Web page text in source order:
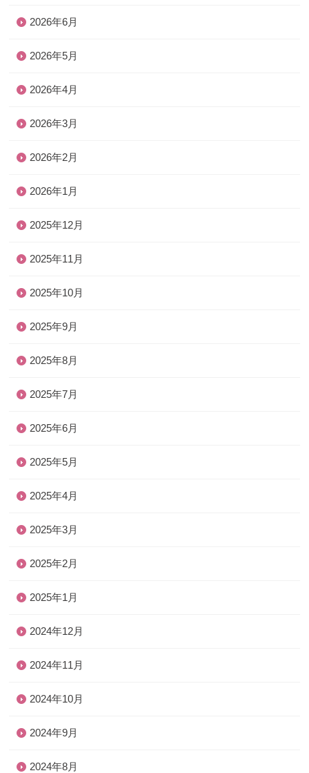
2026年6月
2026年5月
2026年4月
2026年3月
2026年2月
2026年1月
2025年12月
2025年11月
2025年10月
2025年9月
2025年8月
2025年7月
2025年6月
2025年5月
2025年4月
2025年3月
2025年2月
2025年1月
2024年12月
2024年11月
2024年10月
2024年9月
2024年8月